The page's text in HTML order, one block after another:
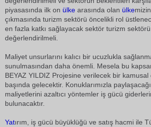
piyasasında ilk on ülke arasında olan ülke
çıkmasında turizm sektörü öncelikli rol
en fazla katkı sağlayacak sektör turizm
değerlendirilmeli.
Maliyet unsurlarını kalıcı bir ucuzlukla
sunulmasından daha önemli. Mesela bu
BEYAZ YILDIZ Projesine verilecek bir kamusal
başında gelecektir. Konuklarımızla
maliyetlerini azaltıcı yöntemler iş gücü
bulunacaktır.
Yatırım, iş gücü büyüklüğü ve satış hacmi ile